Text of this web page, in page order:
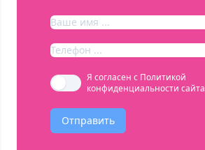
Я согласен с Политикой
конфиденциальности сайта
Отправить